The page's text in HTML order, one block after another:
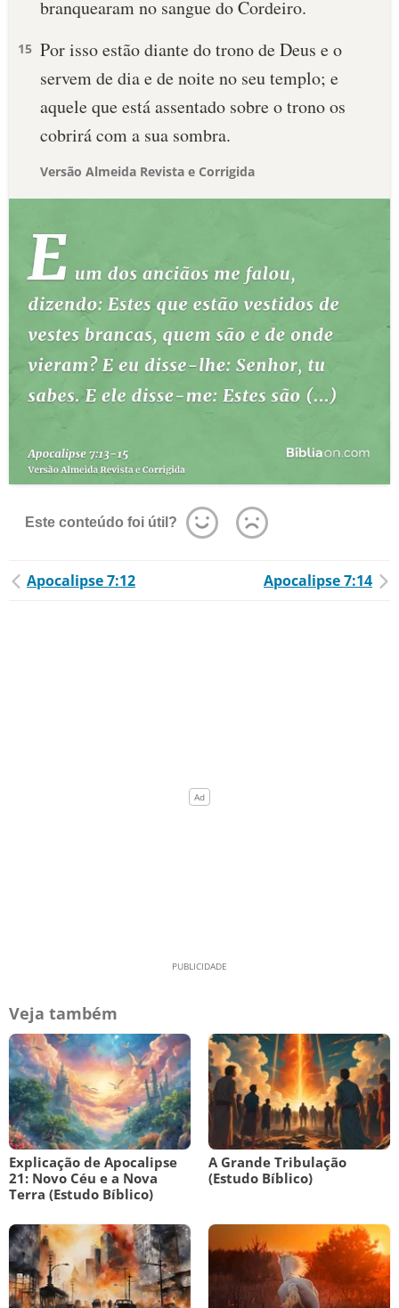
branquearam no sangue do Cordeiro.
15 Por isso estão diante do trono de Deus e o
servem de dia e de noite no seu templo; e
aquele que está assentado sobre o trono os
cobrirá com a sua sombra.
Versão Almeida Revista e Corrigida
Este conteúdo foi útil?
Apocalipse 7:12 Apocalipse 7:14
Veja também
Explicação de Apocalipse
21: Novo Céu e a Nova
Terra (Estudo Bíblico)
A Grande Tribulação
(Estudo Bíblico)